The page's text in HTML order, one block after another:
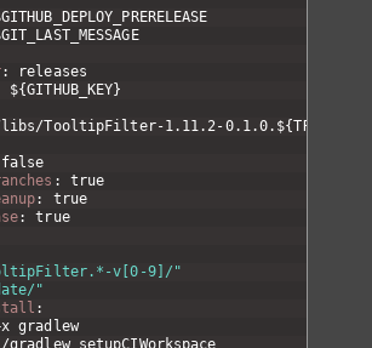
GITHUB DEPLOY PRERELEASE
GIT LAST_ MESSAGE
: releases
${GITHUB_ KEY}
TooltipFilter-1 . 11 . 2-0. 1 .0. ${TRAVIS
: true
: true
: true
v[0-9]/"
"
:
gradlew
setupCIWorkspace